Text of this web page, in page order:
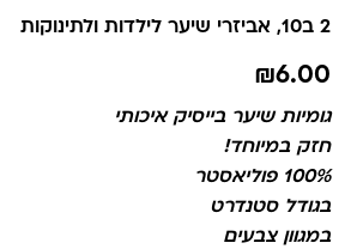
2 ב10 ,אביזרי שיער לילדות ולתינוקות
₪6.00
גומיות שיער בייסיק איכותי
חזק במיוחד!
100% פוליאסטר
בגודל סטנדרט
במגוון צבעים